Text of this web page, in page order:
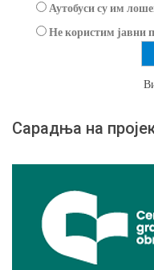
Аутобуси су им
Не користим јавни
Сарадња на